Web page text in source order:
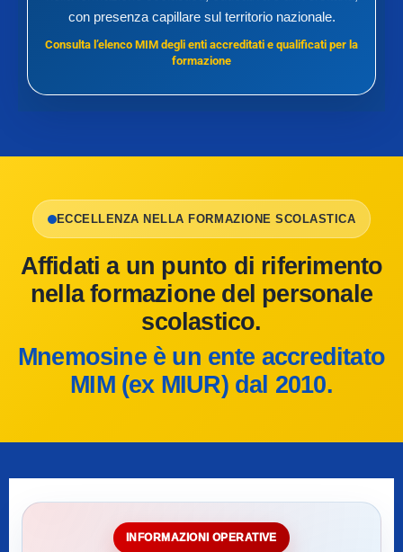
con presenza capillare sul territorio nazionale.
Consulta l’elenco MIM degli enti accreditati e qualificati per la
formazione
ECCELLENZA NELLA FORMAZIONE SCOLASTICA
Affidati a un punto di riferimento
nella formazione del personale
scolastico.
Mnemosine è un ente accreditato
MIM (ex MIUR) dal 2010.
INFORMAZIONI OPERATIVE